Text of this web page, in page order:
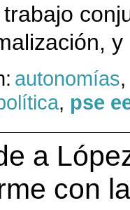
autonomías
, pse
a
con